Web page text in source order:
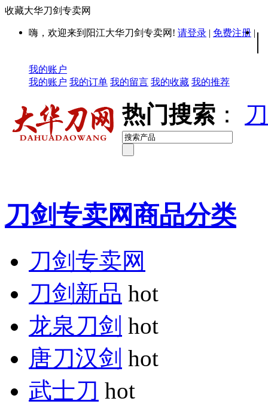
收藏大华刀剑专卖网
嗨，欢迎来到阳江大华刀剑专卖网! 请登录 | 免费注册 | |
我的账户
我的账户 我的订单 我的留言 我的收藏 我的推荐
热门搜索 ：
刀剑专卖网商品分类
刀剑专卖网
刀剑新品 hot
龙泉刀剑 hot
唐刀汉剑 hot
武士刀 hot